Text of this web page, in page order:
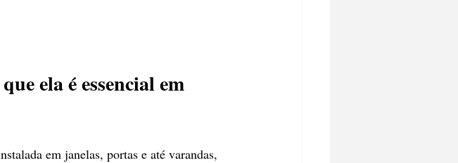
ela é essencial em
em janelas, portas e até varandas,